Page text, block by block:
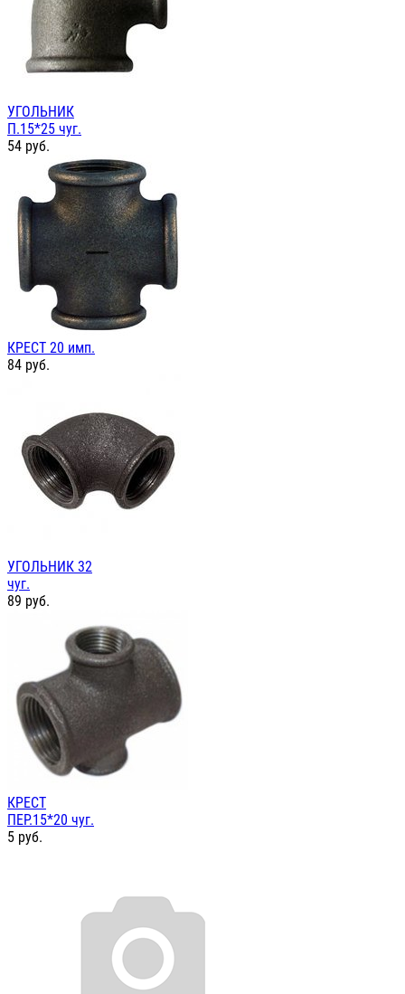
УГОЛЬНИК
П.15*25 чуг.
54 руб.
КРЕСТ 20 имп.
84 руб.
УГОЛЬНИК 32
чуг.
89 руб.
КРЕСТ
ПЕР.15*20 чуг.
5 руб.